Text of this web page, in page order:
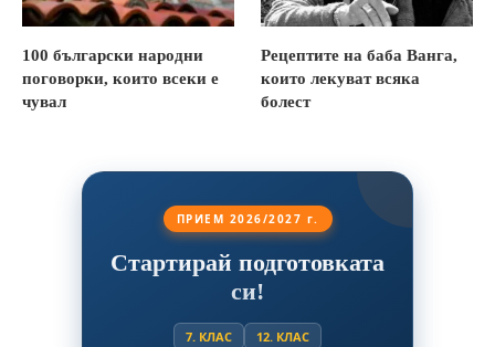
100 български народни
поговорки, които всеки е
чувал
Рецептите на баба Ванга,
които лекуват всяка
болест
ПРИЕМ 2026/2027 г.
Стартирай подготовката
си!
7. КЛАС 12. КЛАС